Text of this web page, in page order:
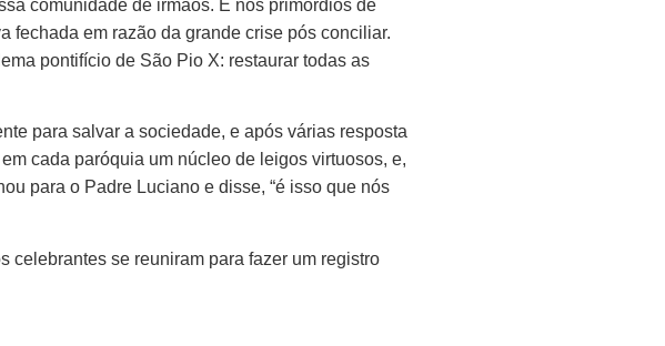
comunidade de irmãos. E nos primórdios de
fechada em razão da grande crise pós conciliar.
pontifício de São Pio X: restaurar todas as
para salvar a sociedade, e após várias resposta
cada paróquia um núcleo de leigos virtuosos, e,
para o Padre Luciano e disse, “é isso que nós
celebrantes se reuniram para fazer um registro